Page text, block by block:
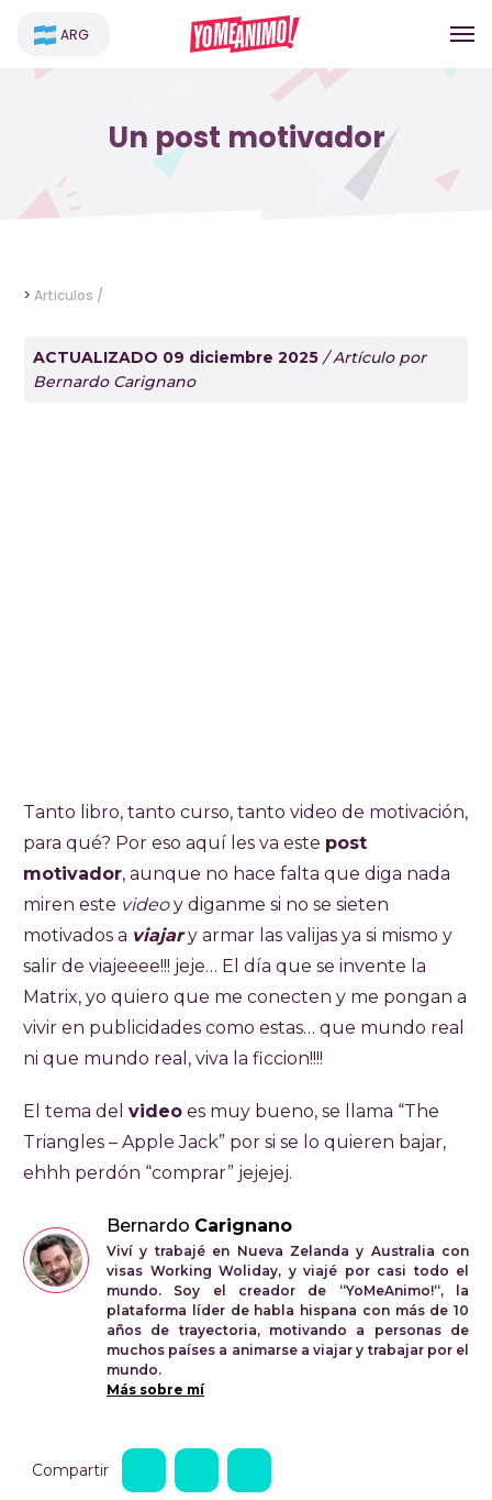
ARG
Un post motivador
> Articulos /
ACTUALIZADO 09 diciembre 2025 / Artículo por
Bernardo Carignano
Tanto libro, tanto curso, tanto video de motivación,
para qué? Por eso aquí les va este post
motivador, aunque no hace falta que diga nada
miren este videoy diganme si no se sieten
motivados a viajary armar las valijas ya si mismo y
salir de viajeeee!!! jeje… El día que se invente la
Matrix, yo quiero que me conecten y me pongan a
vivir en publicidades como estas… que mundo real
ni que mundo real, viva la ficcion!!!!
El tema del video es muy bueno, se llama “The
Triangles – Apple Jack” por si se lo quieren bajar,
ehhh perdón “comprar” jejejej.
Bernardo Carignano
Viví y trabajé en Nueva Zelanda y Australia con
visas Working Woliday, y viajé por casi todo el
mundo. Soy el creador de “YoMeAnimo!“, la
plataforma líder de habla hispana con más de 10
años de trayectoria, motivando a personas de
muchos países a animarse a viajar y trabajar por el
mundo.
Más sobre mí
Compartir